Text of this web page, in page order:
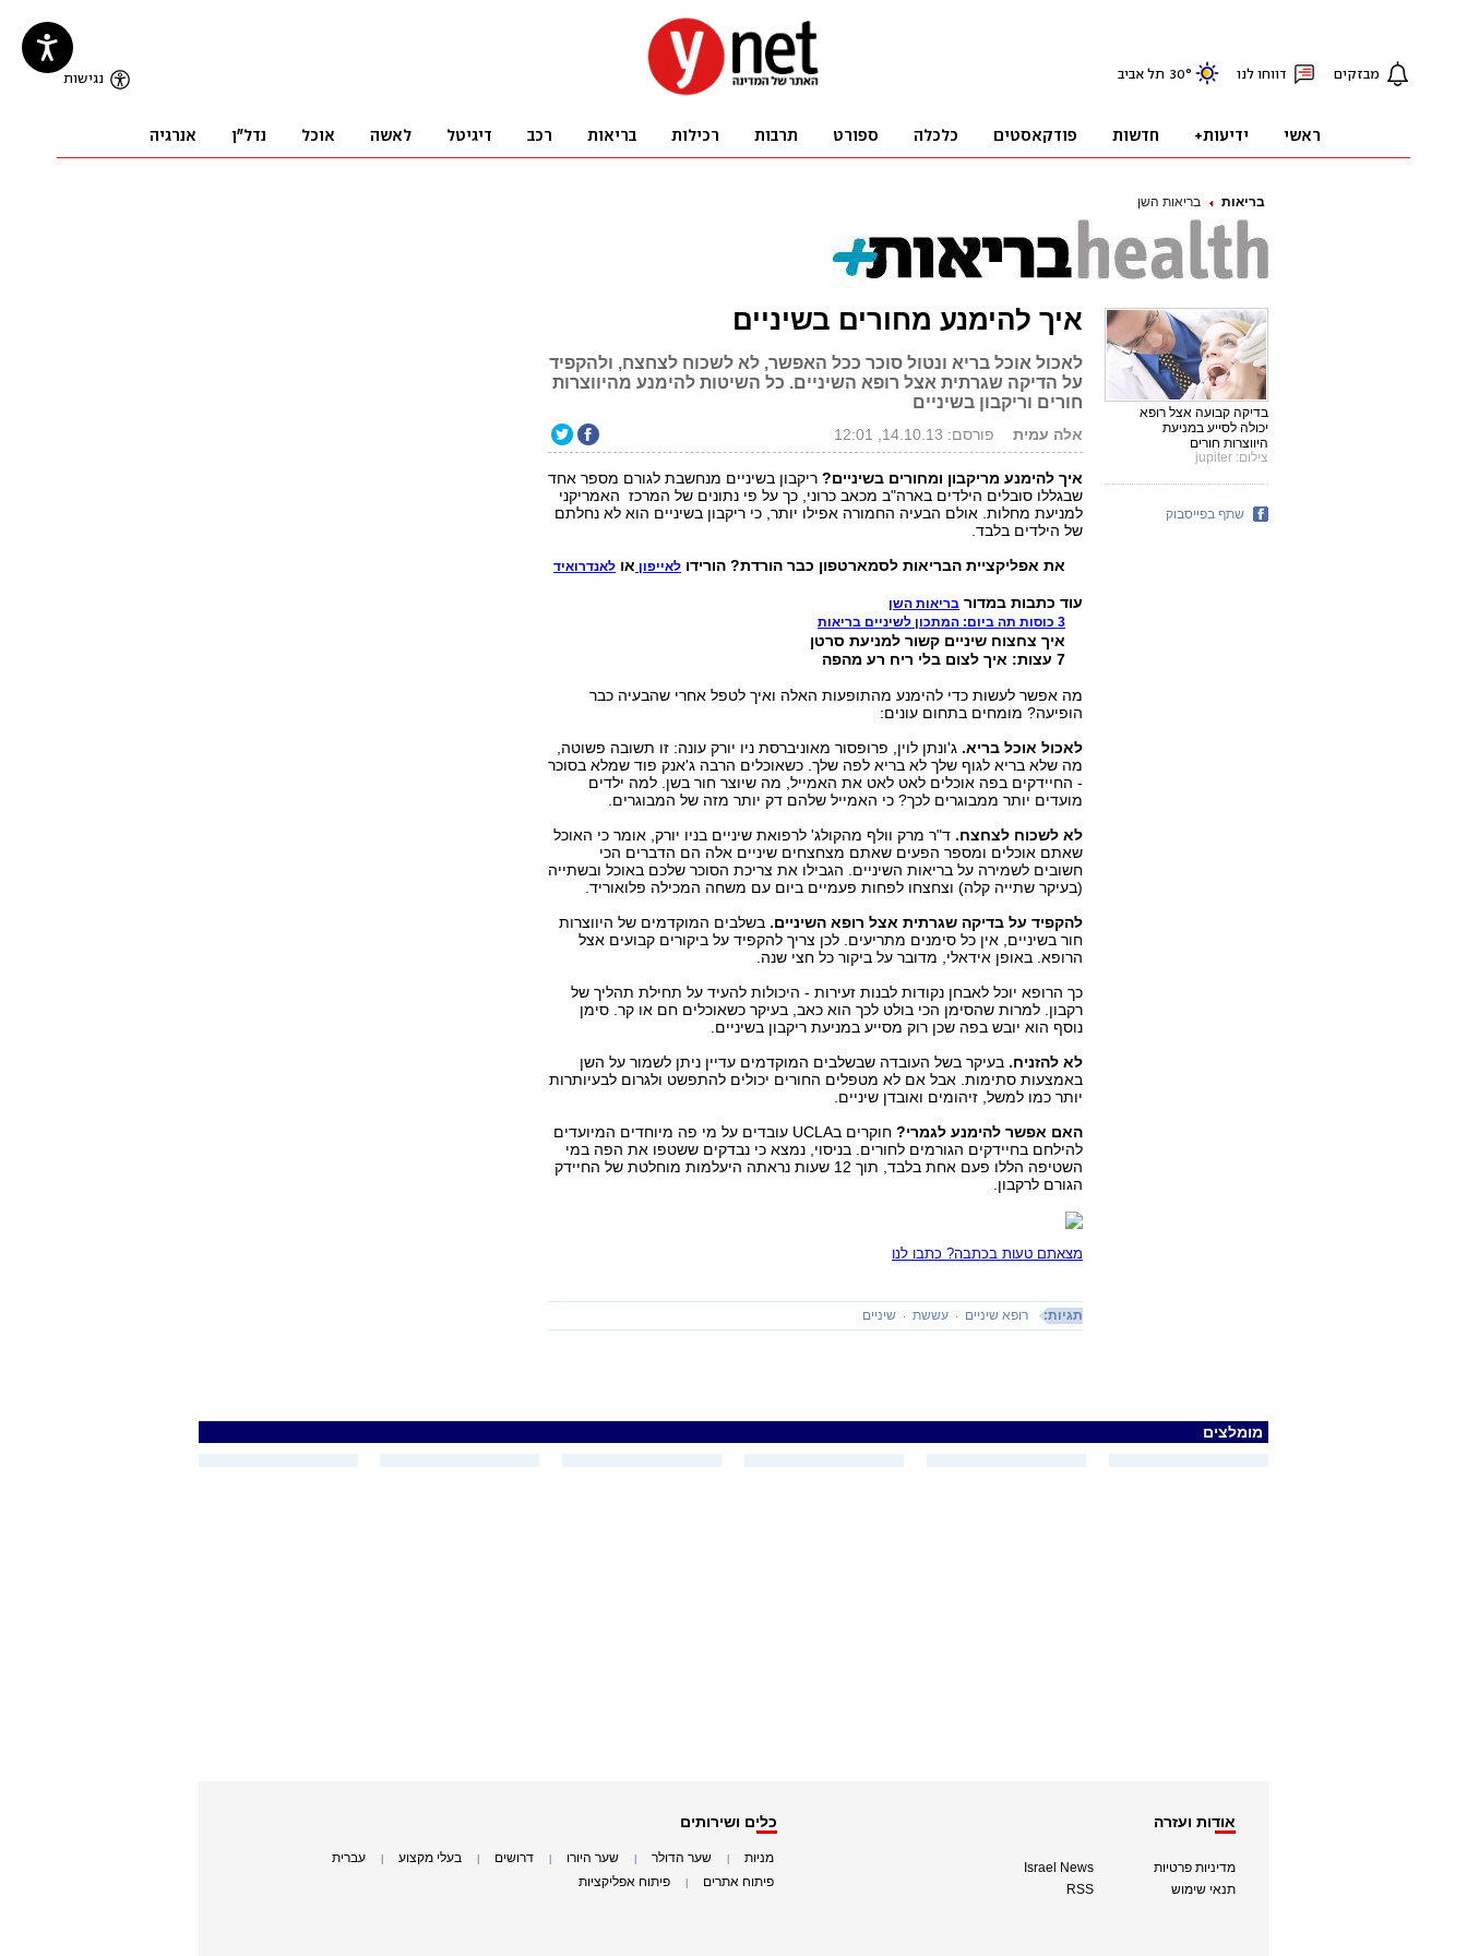
בריאות בריאות השן
איך להימנע מחורים בשיניים
לאכול אוכל בריא ונטול סוכר ככל האפשר, לא לשכוח לצחצח, ולהקפיד
על הדיקה שגרתית אצל רופא השיניים. כל השיטות להימנע מהיווצרות
חורים וריקבון בשיניים
אלה עמית פורסם: 14.10.13, 12:01
איך להימנע מריקבון ומחורים בשיניים? ריקבון בשיניים מנחשבת לגורם מספר אחד
שבגללו סובלים הילדים בארה"ב מכאב כרוני, כך על פי נתונים של המרכז האמריקני
למניעת מחלות. אולם הבעיה החמורה אפילו יותר, כי ריקבון בשיניים הוא לא נחלתם
של הילדים בלבד.
את אפליקציית הבריאות לסמארטפון כבר הורדת? הורידו לאייפון או לאנדרואיד
עוד כתבות במדור בריאות השן
3 כוסות תה ביום: המתכון לשיניים בריאות
איך צחצוח שיניים קשור למניעת סרטן
7 עצות: איך לצום בלי ריח רע מהפה
מה אפשר לעשות כדי להימנע מהתופעות האלה ואיך לטפל אחרי שהבעיה כבר
הופיעה? מומחים בתחום עונים:
לאכול אוכל בריא. ג'ונתן לוין, פרופסור מאוניברסת ניו יורק עונה: זו תשובה פשוטה,
מה שלא בריא לגוף שלך לא בריא לפה שלך. כשאוכלים הרבה ג'אנק פוד שמלא בסוכר
- החיידקים בפה אוכלים לאט לאט את האמייל, מה שיוצר חור בשן. למה ילדים
מועדים יותר ממבוגרים לכך? כי האמייל שלהם דק יותר מזה של המבוגרים.
לא לשכוח לצחצח. ד"ר מרק וולף מהקולג' לרפואת שיניים בניו יורק, אומר כי האוכל
שאתם אוכלים ומספר הפעים שאתם מצחצחים שיניים אלה הם הדברים הכי
חשובים לשמירה על בריאות השיניים. הגבילו את צריכת הסוכר שלכם באוכל ובשתייה
(בעיקר שתייה קלה) וצחצחו לפחות פעמיים ביום עם משחה המכילה פלואוריד.
להקפיד על בדיקה שגרתית אצל רופא השיניים. בשלבים המוקדמים של היווצרות
חור בשיניים, אין כל סימנים מתריעים. לכן צריך להקפיד על ביקורים קבועים אצל
הרופא. באופן אידאלי, מדובר על ביקור כל חצי שנה.
כך הרופא יוכל לאבחן נקודות לבנות זעירות - היכולות להעיד על תחילת תהליך של
רקבון. למרות שהסימן הכי בולט לכך הוא כאב, בעיקר כשאוכלים חם או קר. סימן
נוסף הוא יובש בפה שכן רוק מסייע במניעת ריקבון בשיניים.
לא להזניח. בעיקר בשל העובדה שבשלבים המוקדמים עדיין ניתן לשמור על השן
באמצעות סתימות. אבל אם לא מטפלים החורים יכולים להתפשט ולגרום לבעיותרות
יותר כמו למשל, זיהומים ואובדן שיניים.
האם אפשר להימנע לגמרי?
חוקרים בUCLA עובדים על מי פה מיוחדים המיועדים
להילחם בחיידקים הגורמים לחורים. בניסוי, נמצא כי נבדקים ששטפו את הפה במי
השטיפה הללו פעם אחת בלבד, תוך 12 שעות נראתה היעלמות מוחלטת של החיידק
הגורם לרקבון.
מצאתם טעות בכתבה? כתבו לנו
תגיות: רופא שיניים עששת שיניים
בדיקה קבועה אצל רופא
יכולה לסייע במניעת
היווצרות חורים
צילום: jupiter
שתף בפייסבוק
מומלצים
אודות ועזרה
מדיניות פרטיות
תנאי שימוש
Israel News
RSS
כלים ושירותים
מניות שער הדולר שער היורו דרושים בעלי מקצוע עברית
פיתוח אתרים פיתוח אפליקציות